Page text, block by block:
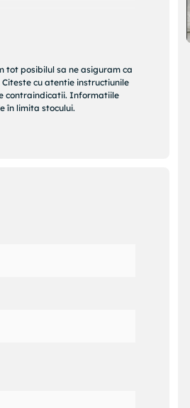
aspect deosebit.
in mod special pentru
confort deosebit in
tot posibilul sa ne asiguram ca
cu atentie instructiunile
contraindicatii. Informatiile
în limita stocului.